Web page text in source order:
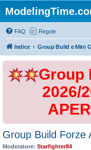
FAQ Regole
Indice
Group
2026/
Group Build Forze
Moderatore: Starfighter84